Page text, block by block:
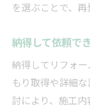
を選ぶことで、再
納得して依頼で
納得してリフォ
もり取得や詳細
討により、施工